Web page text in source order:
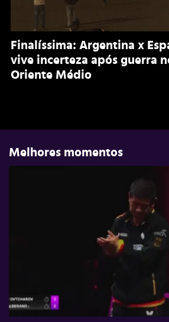
Finalíssima: Argentina x
vive incerteza após guerra
Oriente Médio
Melhores momentos